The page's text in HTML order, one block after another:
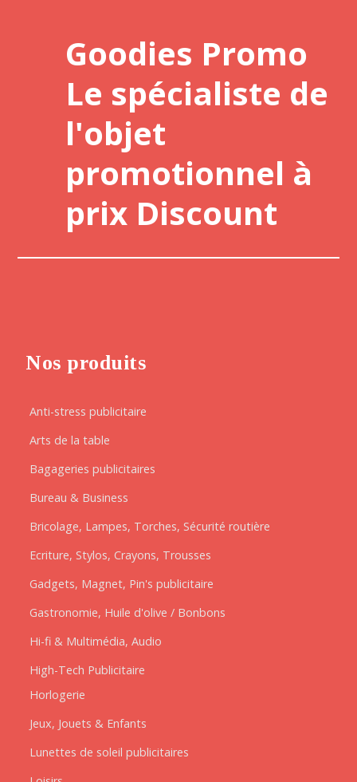
Goodies Promo
Le spécialiste de
l'objet
promotionnel à
prix Discount
Nos produits
Anti-stress publicitaire
Arts de la table
Bagageries publicitaires
Bureau & Business
Bricolage, Lampes, Torches, Sécurité routière
Ecriture, Stylos, Crayons, Trousses
Gadgets, Magnet, Pin's publicitaire
Gastronomie, Huile d'olive / Bonbons
Hi-fi & Multimédia, Audio
High-Tech Publicitaire
Horlogerie
Jeux, Jouets & Enfants
Lunettes de soleil publicitaires